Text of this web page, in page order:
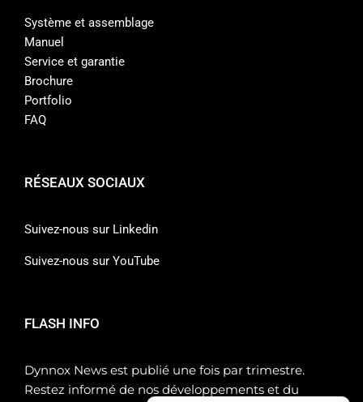
Système et assemblage
Manuel
Service et garantie
Brochure
Portfolio
FAQ
RÉSEAUX SOCIAUX
Suivez-nous sur Linkedin
Suivez-nous sur YouTube
FLASH INFO
Dynnox News est publié une fois par trimestre.
Restez informé de nos développements et du